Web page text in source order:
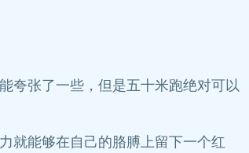
夸张了一些，但是五十米跑绝对可以
就能够在自己的胳膊上留下一个红